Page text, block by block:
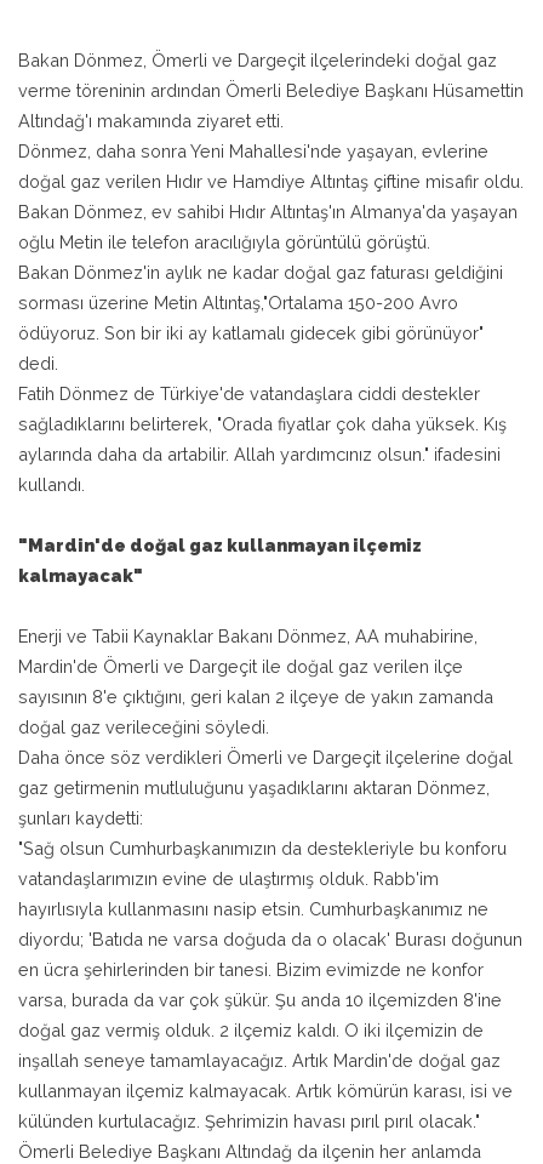
Bakan Dönmez, Ömerli ve Dargeçit ilçelerindeki doğal gaz
verme töreninin ardından Ömerli Belediye Başkanı Hüsamettin
Altındağ'ı makamında ziyaret etti.
Dönmez, daha sonra Yeni Mahallesi'nde yaşayan, evlerine
doğal gaz verilen Hıdır ve Hamdiye Altıntaş çiftine misafir oldu.
Bakan Dönmez, ev sahibi Hıdır Altıntaş'ın Almanya'da yaşayan
oğlu Metin ile telefon aracılığıyla görüntülü görüştü.
Bakan Dönmez'in aylık ne kadar doğal gaz faturası geldiğini
sorması üzerine Metin Altıntaş,"Ortalama 150-200 Avro
ödüyoruz. Son bir iki ay katlamalı gidecek gibi görünüyor"
dedi.
Fatih Dönmez de Türkiye'de vatandaşlara ciddi destekler
sağladıklarını belirterek, "Orada fiyatlar çok daha yüksek. Kış
aylarında daha da artabilir. Allah yardımcınız olsun." ifadesini
kullandı.
"Mardin'de doğal gaz kullanmayan ilçemiz
kalmayacak"
Enerji ve Tabii Kaynaklar Bakanı Dönmez, AA muhabirine,
Mardin'de Ömerli ve Dargeçit ile doğal gaz verilen ilçe
sayısının 8'e çıktığını, geri kalan 2 ilçeye de yakın zamanda
doğal gaz verileceğini söyledi.
Daha önce söz verdikleri Ömerli ve Dargeçit ilçelerine doğal
gaz getirmenin mutluluğunu yaşadıklarını aktaran Dönmez,
şunları kaydetti:
"Sağ olsun Cumhurbaşkanımızın da destekleriyle bu konforu
vatandaşlarımızın evine de ulaştırmış olduk. Rabb'im
hayırlısıyla kullanmasını nasip etsin. Cumhurbaşkanımız ne
diyordu; 'Batıda ne varsa doğuda da o olacak' Burası doğunun
en ücra şehirlerinden bir tanesi. Bizim evimizde ne konfor
varsa, burada da var çok şükür. Şu anda 10 ilçemizden 8'ine
doğal gaz vermiş olduk. 2 ilçemiz kaldı. O iki ilçemizin de
inşallah seneye tamamlayacağız. Artık Mardin'de doğal gaz
kullanmayan ilçemiz kalmayacak. Artık kömürün karası, isi ve
külünden kurtulacağız. Şehrimizin havası pırıl pırıl olacak."
Ömerli Belediye Başkanı Altındağ da ilçenin her anlamda